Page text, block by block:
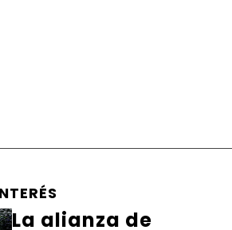
La alianza de